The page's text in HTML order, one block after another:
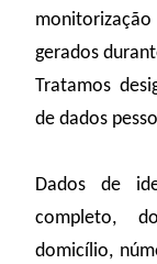
gerados
Tratamos
de dados
Dados de
completo,
domicílio,